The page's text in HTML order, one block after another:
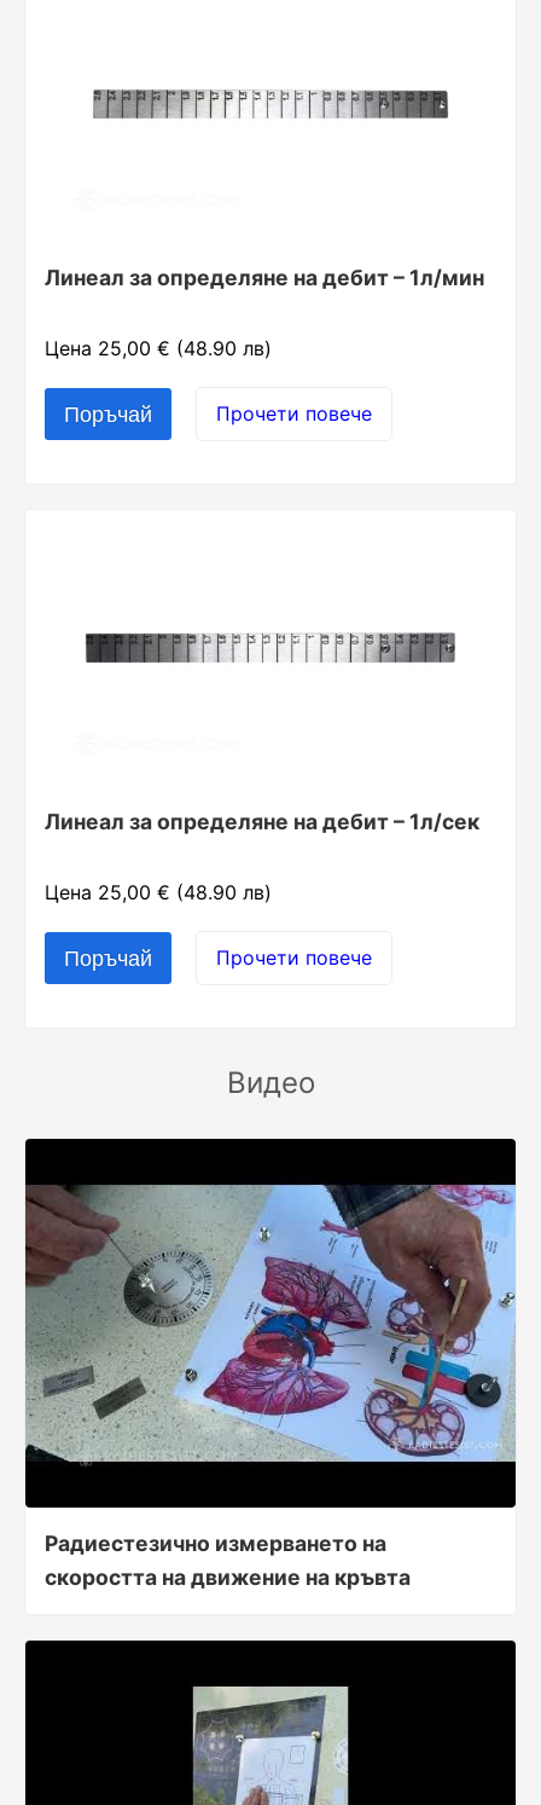
Линеал за определяне на дебит – 1л/мин
Цена 25,00 € (48.90 лв)
Прочети повече
Линеал за определяне на дебит – 1л/сек
Цена 25,00 € (48.90 лв)
Прочети повече
Видео
Радиестезично измерването на
скоростта на движение на кръвта